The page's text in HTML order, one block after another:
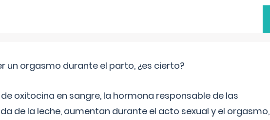
un orgasmo durante el parto, ¿es cierto?
oxitocina en sangre, la hormona responsable de las
de la leche, aumentan durante el acto sexual y el orgasmo,